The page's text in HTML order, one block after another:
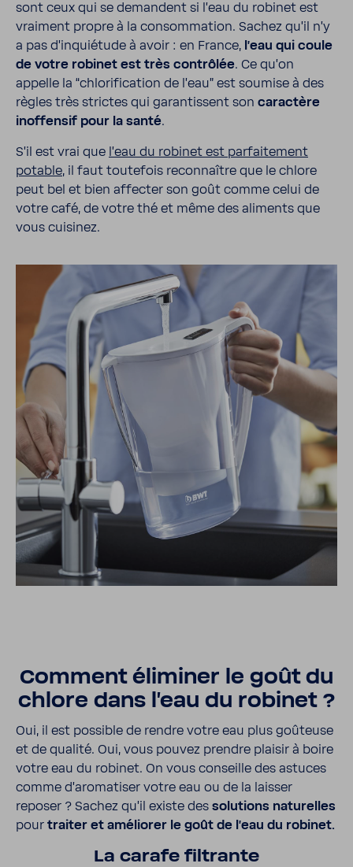
sont ceux qui se demandent si l’eau du robinet est
vrai­ment propre à la consom­ma­tion. Sachez qu’il n’y
a pas d’in­quié­tude à avoir : en France, l’eau qui coule
de votre robinet est très contrôlée. Ce qu’on
appelle la “chlo­ri­fi­ca­tion de l’eau” est soumise à des
règles très strictes qui garan­tissent son carac­tère
inof­fensif pour la santé.
S’il est vrai que l’eau du robinet est parfai­te­ment
potable, il faut toute­fois recon­naître que le chlore
peut bel et bien affecter son goût comme celui de
votre café, de votre thé et même des aliments que
vous cuisinez.
Comment éliminer le goût du
chlore dans l'eau du robinet ?
Oui, il est possible de rendre votre eau plus goûteuse
et de qualité. Oui, vous pouvez prendre plaisir à boire
votre eau du robinet. On vous conseille des astuces
comme d’aro­ma­tiser votre eau ou de la laisser
reposer ? Sachez qu’il existe des solu­tions natu­relles
pour traiter et améliorer le goût de l’eau du robinet.
La carafe filtrante